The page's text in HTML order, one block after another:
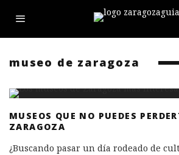
museo de zaragoza
MUSEOS QUE NO PUEDES
ZARAGOZA
¿Buscando pasar un día rodeado de